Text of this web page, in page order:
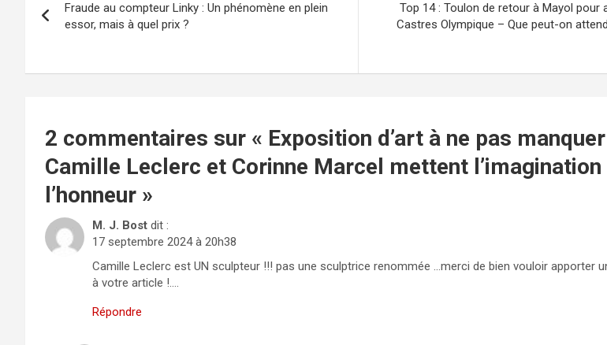
de
Fraude au compteur Linky : Un phénomène en plein
essor, mais à quel prix ?
Top 14 : Toulon de retour à Mayol pour
Castres Olympique – Que peut-on
2 commentaires sur « Exposition d’art à ne pas
Camille Leclerc et Corinne Marcel mettent l’imagination
l’honneur »
M. J. Bost dit :
17 septembre 2024 à 20h38
Camille Leclerc est UN sculpteur !!! pas une sculptrice renommée …merci de bien vouloir apporter
à votre article !….
Répondre